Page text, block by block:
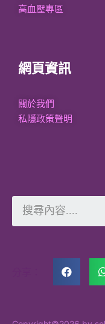
高血壓專區
網頁資訊
關於我們
私隱政策聲明